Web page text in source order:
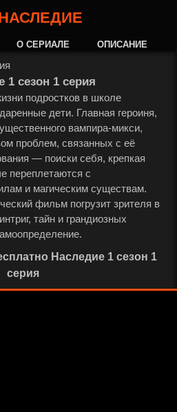
О СЕРИАЛЕ ОПИСАНИЕ
1 сезон 1 серия
подростков в школе
дети. Главная героиня,
вампира-микси,
проблем, связанных с её
— поиски себя, крепкая
переплетаются с
и магическим существам.
фильм погрузит зрителя в
тайн и грандиозных
Наследие 1 сезон 1
серия